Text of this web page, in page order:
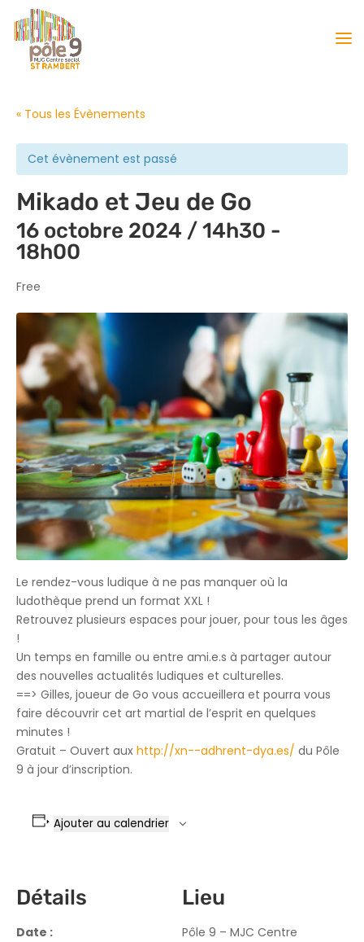
« Tous les Évènements
Cet évènement est passé
Mikado et Jeu de Go
16 octobre 2024 / 14h30 -
18h00
Free
Le rendez-vous ludique à ne pas manquer où la
ludothèque prend un format XXL !
Retrouvez plusieurs espaces pour jouer, pour tous les âges
!
Un temps en famille ou entre ami.e.s à partager autour
des nouvelles actualités ludiques et culturelles.
==> Gilles, joueur de Go vous accueillera et pourra vous
faire découvrir cet art martial de l’esprit en quelques
minutes !
Gratuit – Ouvert aux http://xn--adhrent-dya.es/ du Pôle
9 à jour d’inscription.
Ajouter au calendrier
Détails
Date :
Lieu
Pôle 9 – MJC Centre